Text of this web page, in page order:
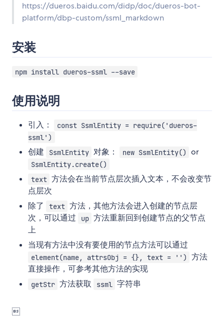
https://dueros.baidu.com/didp/doc/dueros-bot-
platform/dbp-custom/ssml_markdown
安装
npm install dueros-ssml --save
使用说明
引入：
const SsmlEntity = require('dueros-
ssml')
创建 SsmlEntity 对象： new SsmlEntity() or
SsmlEntity.create()
text 方法会在当前节点层次插入文本，不会改变节
点层次
除了
text 方法，其他方法会进入创建的节点层
次，可以通过
up 方法重新回到创建节点的父节点
上
当现有方法中没有要使用的节点方法可以通过
element(name, attrsObj = {}, text = '')
方法
直接操作，可参考其他方法的实现
getStr 方法获取 ssml 字符串
